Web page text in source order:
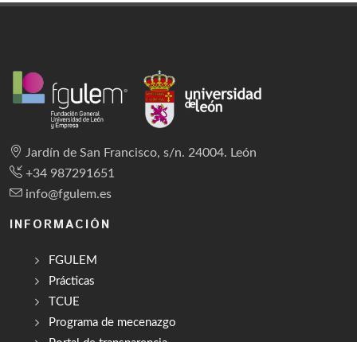
Jardín de San Francisco, s/n. 24004. León
+34 987291651
info@fgulem.es
INFORMACIÓN
FGULEM
Prácticas
TCUE
Programa de mecenazgo